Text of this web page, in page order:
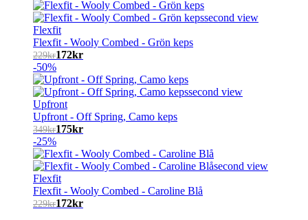
Flexfit
Flexfit - Wooly Combed - Grön keps
229kr172kr
-50%
Upfront
Upfront - Off Spring, Camo keps
349kr175kr
-25%
Flexfit
Flexfit - Wooly Combed - Caroline Blå
229kr172kr